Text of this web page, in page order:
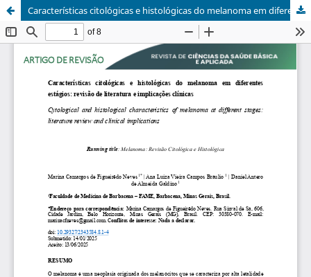
Características citológicas e histológicas do melanoma em diferentes estágios: revisão de literatura e implicações clínicas